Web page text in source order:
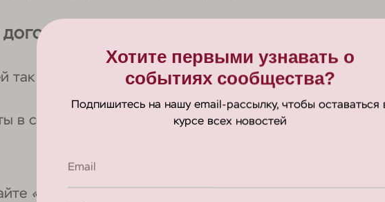
так живет всегда и сейчас вы скажете: «Кать, это же
в сервисе и с людьми я поняла, это нужно объяснять,
«Оставьте заявку, мы Вам позвоним в течение 15
Хотите первыми узнавать о
событиях сообщества?
Подпишитесь на нашу email-рассылку, чтобы оставаться
курсе всех новостей
Email